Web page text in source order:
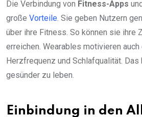
Die Verbindung von Fitness-Apps
große Vorteile . Sie geben Nutzern
über ihre Fitness. So können sie ihre
erreichen. Wearables motivieren
Herzfrequenz und Schlafqualität.
gesünder zu leben.
Einbindung in den